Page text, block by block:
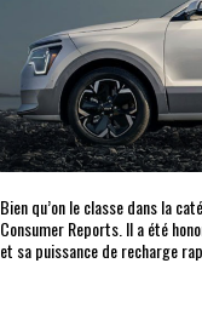
Bien qu’on le classe dans la
Consumer Reports. Il a été
et sa puissance de recharge